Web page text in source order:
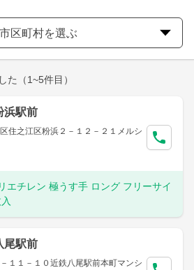
市区町村を選ぶ
た （1~5件目）
浜駅前
住之江区粉浜２－１２－２１メルシ
エチレン 極うす手 ロング フリーサイ
尾駅前
１１－１０近鉄八尾駅前本町マンシ